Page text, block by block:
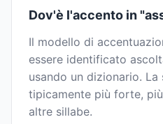
Dov'è l'accento in
Il modello di
essere identificato
usando un dizionario.
tipicamente più forte,
altre sillabe.